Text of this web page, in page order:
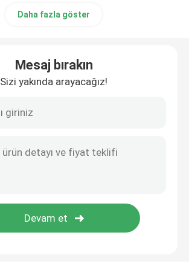
Daha fazla göster
Mesaj bırakın
Sizi yakında arayacağız!